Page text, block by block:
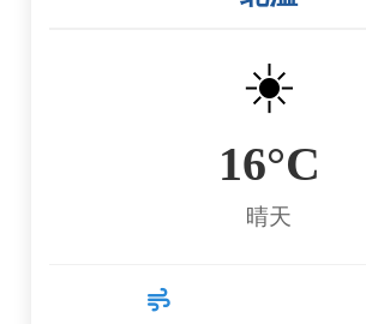
☀️
16°C
晴天